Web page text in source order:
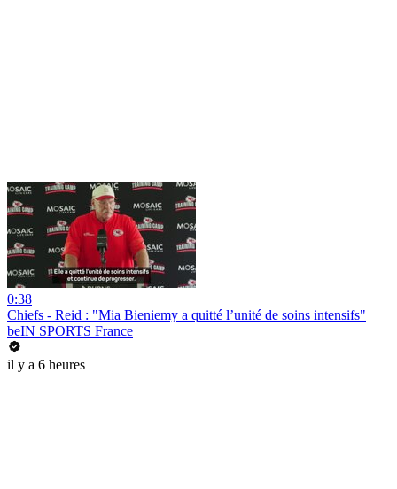
0:38
Chiefs - Reid : "Mia Bieniemy a quitté l’unité de soins intensifs"
beIN SPORTS France
il y a 6 heures